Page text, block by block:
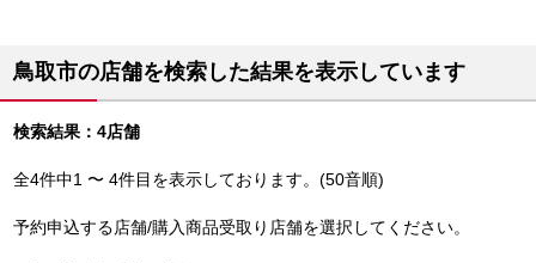
鳥取市の店舗を検索した結果を表示しています
検索結果：4店舗
全4件中1 〜 4件目を表示しております。(50音順)
予約申込する店舗/購入商品受取り店舗を選択してください。